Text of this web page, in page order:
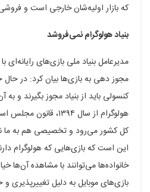
که بازار اولیه‌شان خارجی است و
بنیاد هولوگرام نمی‌فروشد
مدیرعامل بنیاد ملی بازی‌های رایانه‌ای
مجوز دهی به بازی‌ها بیان کرد: در حال
کنسولی باید از بنیاد مجوز بگیرند و
هولوگرام از سال ۱۳۹۴،
کل کشور می‌رود و تخصیصی هم به ما
این است که بازی‌هایی که هولوگرام
خانواده‌ها می‌توانند با مشاهده آن‌ها
بازی‌های موبایل به دلیل تغییرپذیری